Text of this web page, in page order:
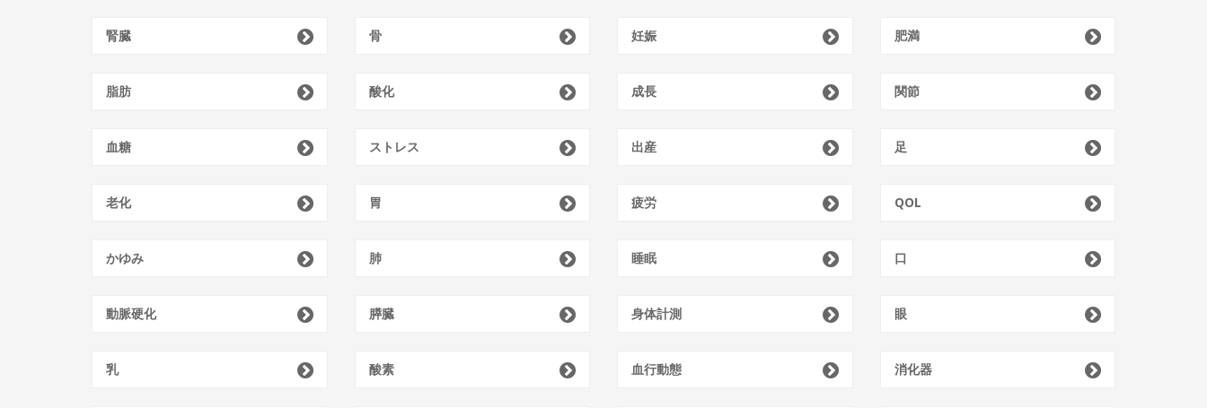
腎臓
脂肪
血糖
老化
かゆみ
動脈硬化
乳
骨
酸化
ストレス
胃
肺
膵臓
酸素
妊娠
成長
出産
疲労
睡眠
身体計測
血行動態
肥満
関節
足
QOL
口
眼
消化器